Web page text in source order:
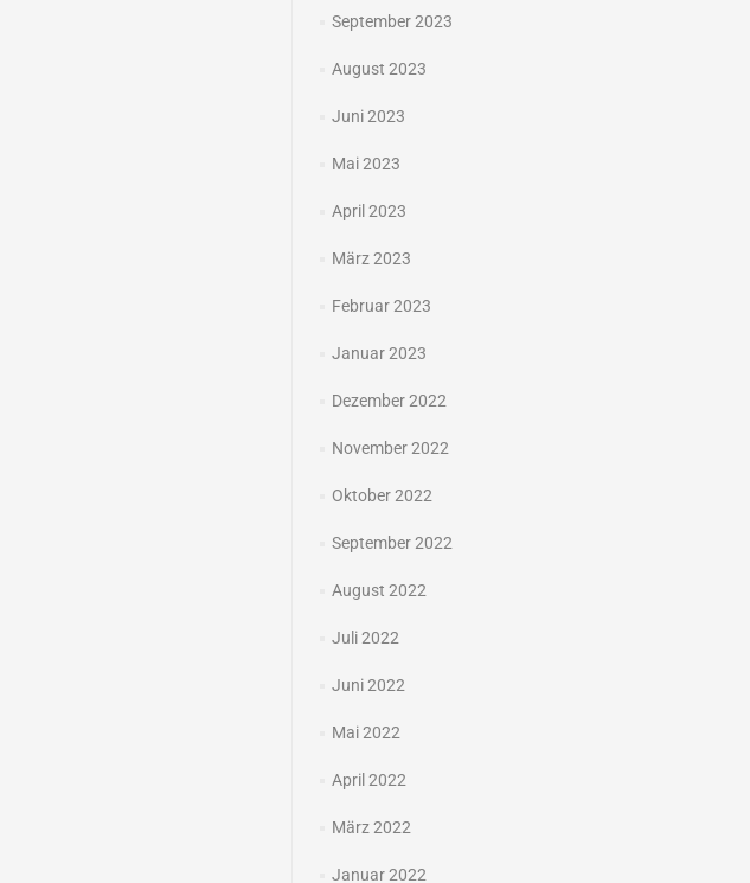
September 2023
August 2023
Juni 2023
Mai 2023
April 2023
März 2023
Februar 2023
Januar 2023
Dezember 2022
November 2022
Oktober 2022
September 2022
August 2022
Juli 2022
Juni 2022
Mai 2022
April 2022
März 2022
Januar 2022